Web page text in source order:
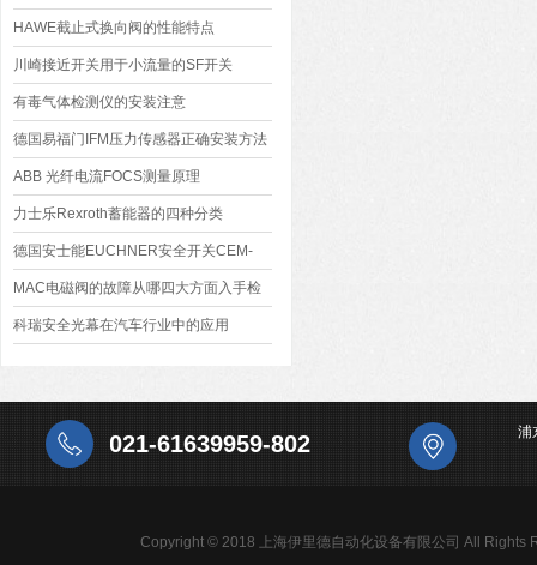
HAWE​截止式换向阀的性能特点
川崎接近开关用于小流量的SF开关
有毒气体检测仪的安装注意
德国易福门IFM压力传感器正确安装方法
ABB 光纤电流FOCS测量原理
力士乐Rexroth蓄能器的四种分类
德国安士能EUCHNER安全开关CEM-
AY-C40系列
MAC电磁阀的故障从哪四大方面入手检
查
科瑞安全光幕在汽车行业中的应用
021-61639959-802 浦
Copyright © 2018 上海伊里德自动化设备有限公司 All Rights